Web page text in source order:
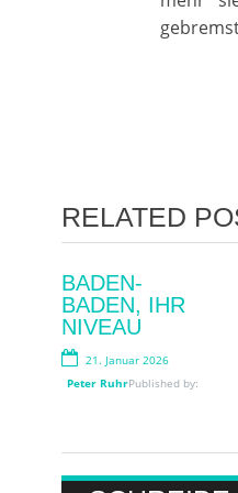
RELATED
WIRKLICH
WICHTIG?
12. Juni 2026
Published by:
Peter Ruhr
BADEN-
BADEN, IHR
NIVEAU
21. Januar 2026
Published by:
Peter Ruhr